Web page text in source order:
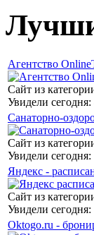
Агентство
Сайт из
Увидели сегодня:
Санаторно-
Сайт из
Увидели сегодня:
Яндекс -
Сайт из
Увидели сегодня:
Oktogo.ru -